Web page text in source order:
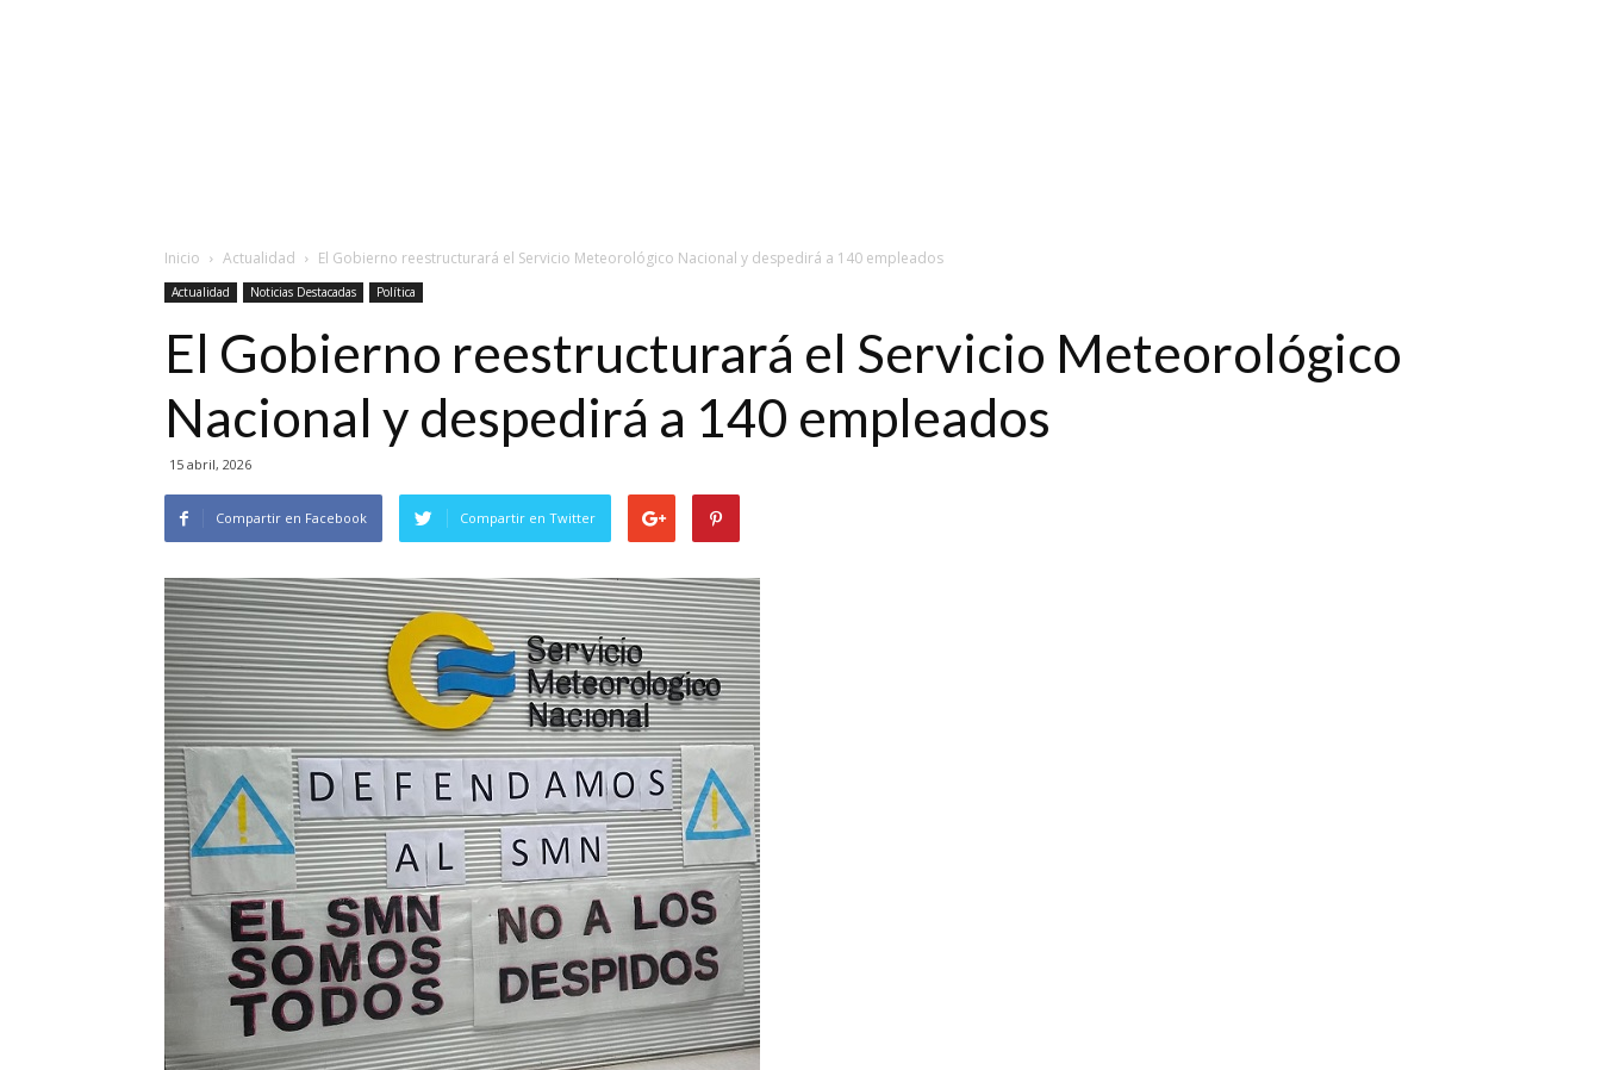
Inicio Actualidad El Gobierno reestructurará el Servicio Meteorológico Nacional y despedirá a 140 empleados
Actualidad Noticias Destacadas Política
El Gobierno reestructurará el Servicio Meteorológico
Nacional y despedirá a 140 empleados
15 abril, 2026
Compartir en Facebook Compartir en Twitter